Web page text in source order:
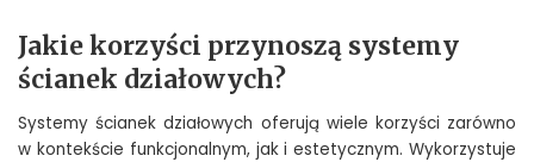
Jakie korzyści przynoszą systemy
ścianek działowych?
Systemy ścianek działowych oferują wiele korzyści zarówno
w kontekście funkcjonalnym, jak i estetycznym. Wykorzystuje